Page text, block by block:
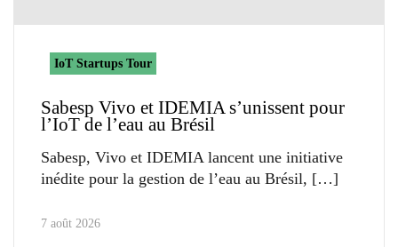
IoT Startups Tour
Sabesp Vivo et IDEMIA s’unissent pour
l’IoT de l’eau au Brésil
Sabesp, Vivo et IDEMIA lancent une initiative
inédite pour la gestion de l’eau au Brésil,
7 août 2026